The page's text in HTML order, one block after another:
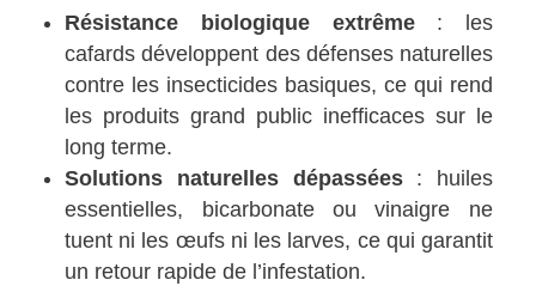
Résistance biologique extrême: les
cafards développent des défenses naturelles
contre les insecticides basiques, ce qui rend
les produits grand public inefficaces sur le
long terme.
Solutions naturelles dépassées: huiles
essentielles, bicarbonate ou vinaigre ne
tuent ni les œufs ni les larves, ce qui garantit
un retour rapide de l’infestation.